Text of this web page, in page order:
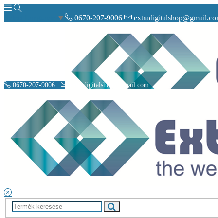
▼ 0670-207-9006
Rólunk
Elérhetőségeink
Vásárlás
Szállítás
Adatvédelmi nyilatkozat
Á.SZ.F.
0670-207-9006 extradigitalshop@gmail.com